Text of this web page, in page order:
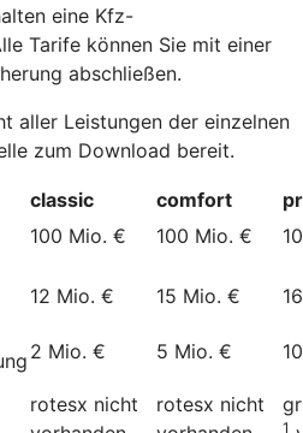
eine Kfz-
Tarife können Sie mit einer
abschließen.
aller Leistungen der einzelnen
zum Download bereit.
classic comfort
100 Mio. € 100 Mio. €
12 Mio. € 15 Mio. €
2 Mio. € 5 Mio. €
rotesx nicht
rotesx nicht
1